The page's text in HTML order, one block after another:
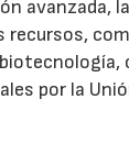
avanzada,
por la